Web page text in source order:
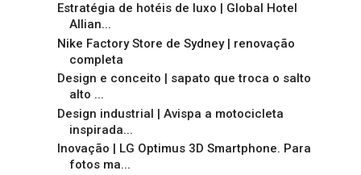
Estratégia de hotéis de luxo | Global Hotel
Allian...
Nike Factory Store de Sydney | renovação
completa
Design e conceito | sapato que troca o salto
alto ...
Design industrial | Avispa a motocicleta
inspirada...
Inovação | LG Optimus 3D Smartphone. Para
fotos ma...